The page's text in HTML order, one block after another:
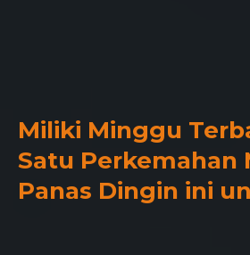
Miliki Minggu
Satu Perkemahan
Panas Dingin ini